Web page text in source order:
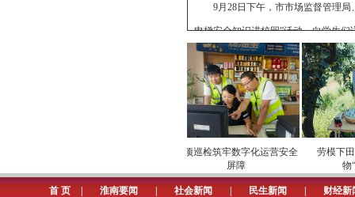
9月28日下午，市市场监督管理
电梯安全知识进校园”活动，向学生
(记者 廖凌云 摄)
专项巡检筑牢数字化运营安全
屏障
劳模下田
物“
首 页 淮南要闻 社会新闻 民生新闻 财经新